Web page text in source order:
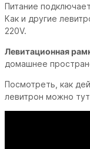
Питание
Как и другие
220V.
Левитационная
домашнее
Посмотреть, как
левитрон можно